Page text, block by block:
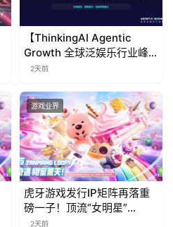
【ThinkingAI Agentic
Growth 全球泛娱乐行业峰
会】Agent 时代，人到底负
2天前
游戏业界
虎牙游戏发行IP矩阵再落重
磅一子！顶流“女明星”
ZANMANG LOOPY 正版3D
2天前